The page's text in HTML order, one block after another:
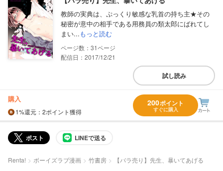
教師の実典は、ぷっくり敏感な乳首の持ち主★その
秘密が意中の相手である用務員の類太郎にばれてし
まい...もっと読む
31
配信日：2017/12/21
試し読み
購入
1%還元 ：2ポイント獲得
200ポイント
すぐに購入
ポスト LINEで送る
Renta! ボーイズラブ漫画 竹書房 【バラ売り】先生、暴いてあげる